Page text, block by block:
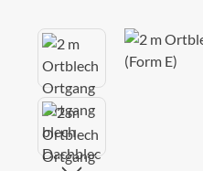
Bildergalerie überspringen